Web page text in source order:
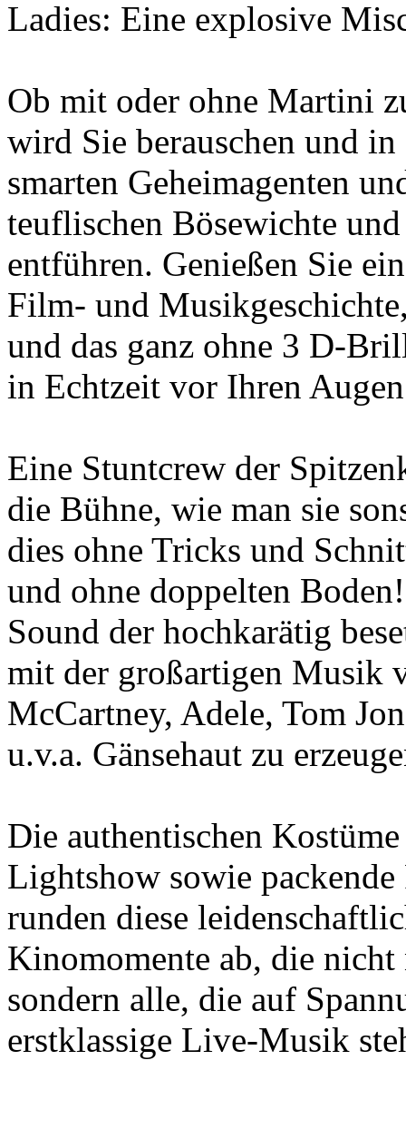
Ladies: Eine explosive
Ob mit oder ohne Martini
wird Sie berauschen und
smarten Geheimagenten
teuflischen Bösewichte
entführen. Genießen Sie
Film- und
und das ganz ohne 3 D-
in Echtzeit vor Ihren
Eine Stuntcrew der
die Bühne, wie man sie
dies ohne Tricks und
und ohne doppelten
Sound der hochkarätig
mit der großartigen Musik
McCartney, Adele, Tom
u.v.a. Gänsehaut zu
Die authentischen
Lightshow sowie
runden diese
Kinomomente ab, die
sondern alle, die auf
erstklassige Live-Musik